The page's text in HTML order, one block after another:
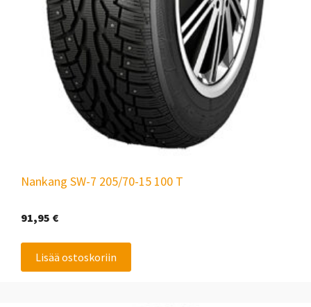
Nankang SW-7 205/70-15 100 T
91,95 €
Lisää ostoskoriin